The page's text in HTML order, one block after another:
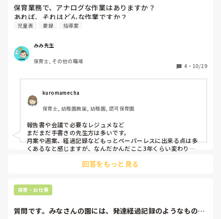
便利な分、今までとやり方が変わると覚えるまでが大変ですよ
ね💦
お仕事頑張ってください🌷
保育業務で、アナログな作業はありますか？
あれば、それはどんな作業ですか？
児童表 要録 指導案
みみ先生
保育士, その他の職場
4 ・ 10/29
kuromamecha
保育士, 幼稚園教諭, 幼稚園, 認可保育園
報告書や会議で必要なレジュメなど
まだまだ手書きの先生方は多いです。
月案や週案、経過記録などもっとペーパーレスに出来る点は多
くあるなと感じますが、なんだかんだここ3年くらい変わりま
回答をもっと見る
保育・お仕事
質問です。みなさんの園には、発達経過記録のようなものは